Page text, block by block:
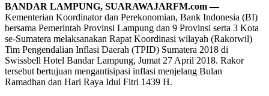
BANDAR LAMPUNG, SUARAWAJARFM.com —
Kementerian Koordinator dan Perekonomian, Bank Indonesia (BI)
bersama Pemerintah Provinsi Lampung dan 9 Provinsi serta 3 Kota
se-Sumatera melaksanakan Rapat Koordinasi wilayah (Rakorwil)
Tim Pengendalian Inflasi Daerah (TPID) Sumatera 2018 di
Swissbell Hotel Bandar Lampung, Jumat 27 April 2018. Rakor
tersebut bertujuan mengantisipasi inflasi menjelang Bulan
Ramadhan dan Hari Raya Idul Fitri 1439 H.